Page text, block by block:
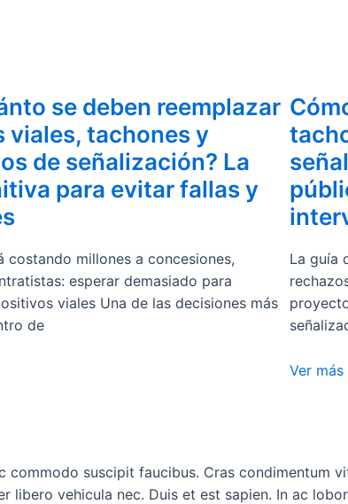
se deben reemplazar
viales, tachones y
de señalización? La
para evitar fallas y
costando millones a concesiones,
esperar demasiado para
viales Una de las decisiones más
de
La guía
Ver más
suscipit faucibus. Cras condimentum
libero vehicula nec. Duis et est sapien. In ac